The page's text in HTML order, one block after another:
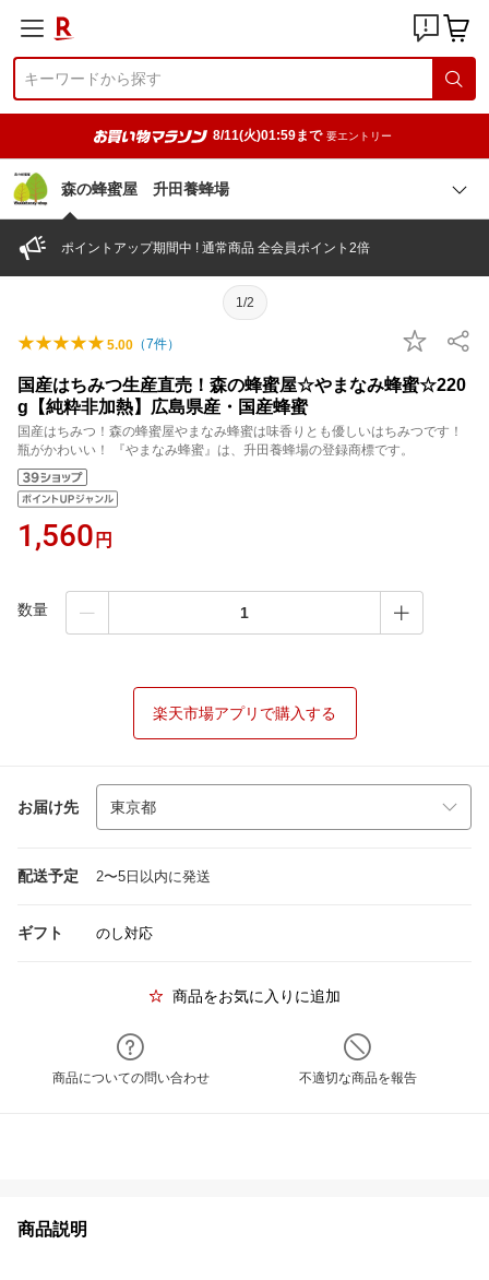
8/11(火)01:59まで 要エントリー
森の蜂蜜屋 升田養蜂場
ポイントアップ期間中 ! 通常商品 全会員ポイント2倍
1/2
5.00 （7件）
国産はちみつ生産直売！森の蜂蜜屋☆やまなみ蜂蜜☆220
g【純粋非加熱】広島県産・国産蜂蜜
国産はちみつ！森の蜂蜜屋やまなみ蜂蜜は味香りとも優しいはちみつです！
瓶がかわいい！ 『やまなみ蜂蜜』は、升田養蜂場の登録商標です。
1,560 円
数量
楽天市場アプリで購入する
お届け先
配送予定 2〜5日以内に発送
ギフト のし対応
商品をお気に入りに追加
商品についての問い合わせ 不適切な商品を報告
商品説明